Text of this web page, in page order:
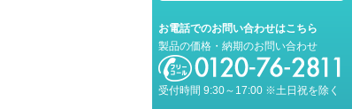
お電話でのお問い合わせはこちら
製品の価格・納期のお問い合わせ
受付時間 9:30～17:00 ※土日祝を除く